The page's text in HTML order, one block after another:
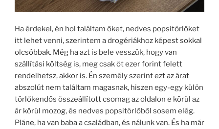
Ha érdekel, én hol találtam őket, nedves popsitörlőket
itt lehet venni, szerintem a drogériákhoz képest sokkal
olcsóbbak. Még ha azt is bele vesszük, hogy van
szállítási költség is, meg csak öt ezer forint felett
rendelhetsz, akkor is. Én személy szerint ezt az árat
abszolút nem találtam magasnak, hiszen egy-egy külön
törlőkendős összeállított csomag az oldalon e körül az
ár körül mozog, és nedves popsitörlőből sosem elég.
Pláne, ha van baba a családban, és nálunk van. És ha már